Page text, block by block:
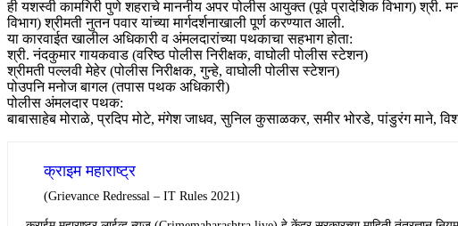
​ही यशस्वी कामगिरी पुणे शहराचे माननीय अपर पोलीस आयुक्त (पूर्व प्रादेशिक विभाग)
विभाग) श्रीमती नुतन पवार यांच्या मार्गदर्शनाखाली पूर्ण करण्यात आली.
​या कारवाईत खालील अधिकारी व अंमलदारांच्या पथकाचा सहभाग होता:
​श्री. नंदकुमार गायकवाड (वरिष्ठ पोलीस निरीक्षक, वाघोली पोलीस स्टेशन)
​श्रीमती पल्लवी मेहेर (पोलीस निरीक्षक, गुन्हे, वाघोली पोलीस स्टेशन)
​पोउपनि मनोज बागल (तपास पथक अधिकारी)
​पोलीस अंमलदार पथक:
बाबासाहेब मोराळे, प्रदिप मोटे, मंगेश जाधव, सुनिल कुसाळकर, समीर भोरडे, पांडुरंग माने,
क्राइम महाराष्ट्र
(Grievance Redressal – IT Rules 2021)